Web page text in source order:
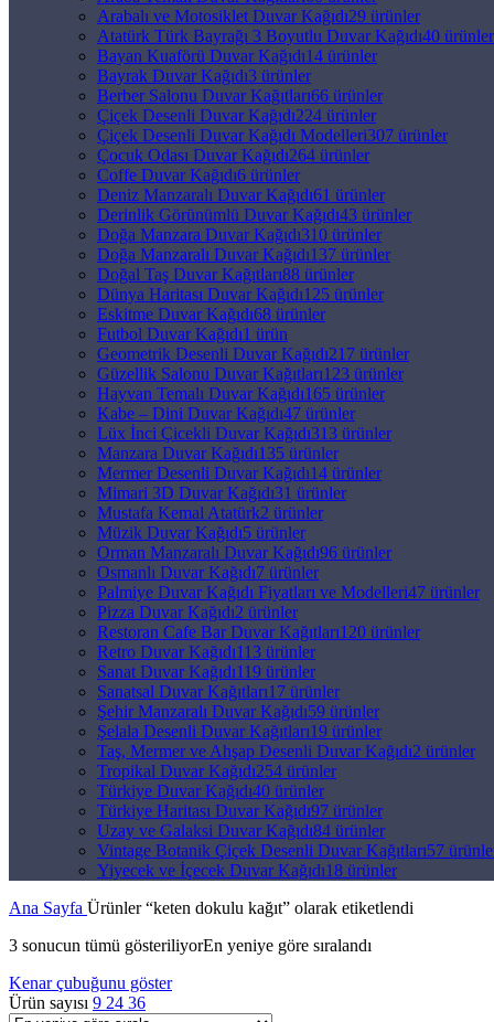
Arabalı ve Motosiklet Duvar Kağıdı29 ürünler
Atatürk Türk Bayrağı 3 Boyutlu Duvar Kağıdı40 ürünler
Bayan Kuaförü Duvar Kağıdı14 ürünler
Bayrak Duvar Kağıdı3 ürünler
Berber Salonu Duvar Kağıtları66 ürünler
Çiçek Desenli Duvar Kağıdı224 ürünler
Çiçek Desenli Duvar Kağıdı Modelleri307 ürünler
Çocuk Odası Duvar Kağıdı264 ürünler
Coffe Duvar Kağıdı6 ürünler
Deniz Manzaralı Duvar Kağıdı61 ürünler
Derinlik Görünümlü Duvar Kağıdı43 ürünler
Doğa Manzara Duvar Kağıdı310 ürünler
Doğa Manzaralı Duvar Kağıdı137 ürünler
Doğal Taş Duvar Kağıtları88 ürünler
Dünya Haritası Duvar Kağıdı125 ürünler
Eskitme Duvar Kağıdı68 ürünler
Futbol Duvar Kağıdı1 ürün
Geometrik Desenli Duvar Kağıdı217 ürünler
Güzellik Salonu Duvar Kağıtları123 ürünler
Hayvan Temalı Duvar Kağıdı165 ürünler
Kabe – Dini Duvar Kağıdı47 ürünler
Lüx İnci Çicekli Duvar Kağıdı313 ürünler
Manzara Duvar Kağıdı135 ürünler
Mermer Desenli Duvar Kağıdı14 ürünler
Mimari 3D Duvar Kağıdı31 ürünler
Mustafa Kemal Atatürk2 ürünler
Müzik Duvar Kağıdı5 ürünler
Orman Manzaralı Duvar Kağıdı96 ürünler
Osmanlı Duvar Kağıdı7 ürünler
Palmiye Duvar Kağıdı Fiyatları ve Modelleri47 ürünler
Pizza Duvar Kağıdı2 ürünler
Restoran Cafe Bar Duvar Kağıtları120 ürünler
Retro Duvar Kağıdı113 ürünler
Sanat Duvar Kağıdı119 ürünler
Sanatsal Duvar Kağıtları17 ürünler
Şehir Manzaralı Duvar Kağıdı59 ürünler
Şelala Desenli Duvar Kağıtları19 ürünler
Taş, Mermer ve Ahşap Desenli Duvar Kağıdı2 ürünler
Tropikal Duvar Kağıdı254 ürünler
Türkiye Duvar Kağıdı40 ürünler
Türkiye Haritası Duvar Kağıdı97 ürünler
Uzay ve Galaksi Duvar Kağıdı84 ürünler
Vintage Botanik Çiçek Desenli Duvar Kağıtları57
Yiyecek ve İçecek Duvar Kağıdı18 ürünler
Ana Sayfa Ürünler “keten dokulu kağıt” olarak etiketlendi
3 sonucun tümü gösteriliyorEn yeniye göre sıralandı
Kenar çubuğunu göster
Ürün sayısı 9 24 36